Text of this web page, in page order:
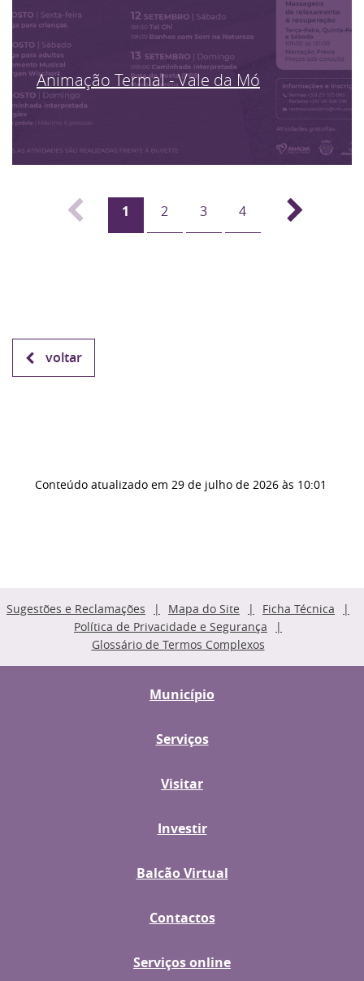
Animação Termal - Vale da Mó
1 2 3 4
voltar
Conteúdo atualizado em 29 de julho de 2026 às 10:01
Sugestões e Reclamações Mapa do Site
Ficha Técnica
Política de Privacidade e Segurança
Glossário de Termos Complexos
Município
Serviços
Visitar
Investir
Balcão Virtual
Contactos
Serviços online